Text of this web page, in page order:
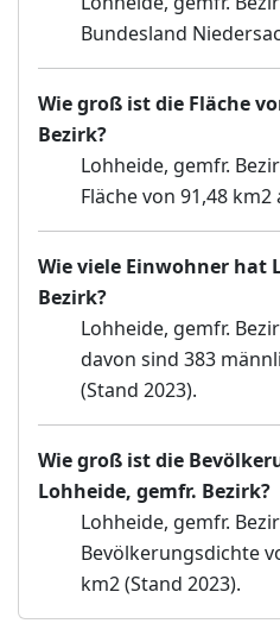
Bundesland
Wie groß ist die Fläche
Bezirk?
Lohheide, gemfr.
Fläche von 91,48 km2
Wie viele Einwohner hat
Bezirk?
Lohheide, gemfr.
davon sind 383
(Stand 2023).
Wie groß ist die
Lohheide, gemfr. Bezirk?
Lohheide, gemfr.
Bevölkerungsdichte
km2 (Stand 2023).